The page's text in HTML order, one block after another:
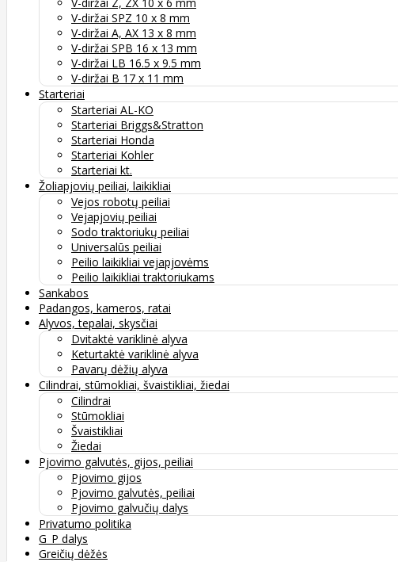
V-diržai SPZ 10 x 8 mm
V-diržai A, AX 13 x 8 mm
V-diržai SPB 16 x 13 mm
V-diržai LB 16.5 x 9.5 mm
V-diržai B 17 x 11 mm
Starteriai
Starteriai AL-KO
Starteriai Briggs&Stratton
Starteriai Honda
Starteriai Kohler
Starteriai kt.
Žoliapjovių peiliai, laikikliai
Vejos robotų peiliai
Vejapjovių peiliai
Sodo traktoriukų peiliai
Universalūs peiliai
Peilio laikikliai vejapjovėms
Peilio laikikliai traktoriukams
Sankabos
Padangos, kameros, ratai
Alyvos, tepalai, skysčiai
Dvitaktė variklinė alyva
Keturtaktė variklinė alyva
Pavarų dėžių alyva
Cilindrai, stūmokliai, švaistikliai, žiedai
Cilindrai
Stūmokliai
Švaistikliai
Žiedai
Pjovimo galvutės, gijos, peiliai
Pjovimo gijos
Pjovimo galvutės, peiliai
Pjovimo galvučių dalys
Privatumo politika
G_P dalys
Greičių dėžės